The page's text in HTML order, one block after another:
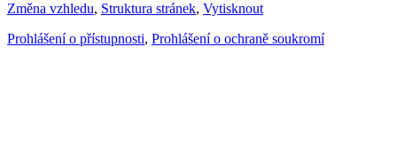
Změna vzhledu, Struktura stránek, Vytisknout
Prohlášení o přístupnosti, Prohlášení o ochraně soukromí